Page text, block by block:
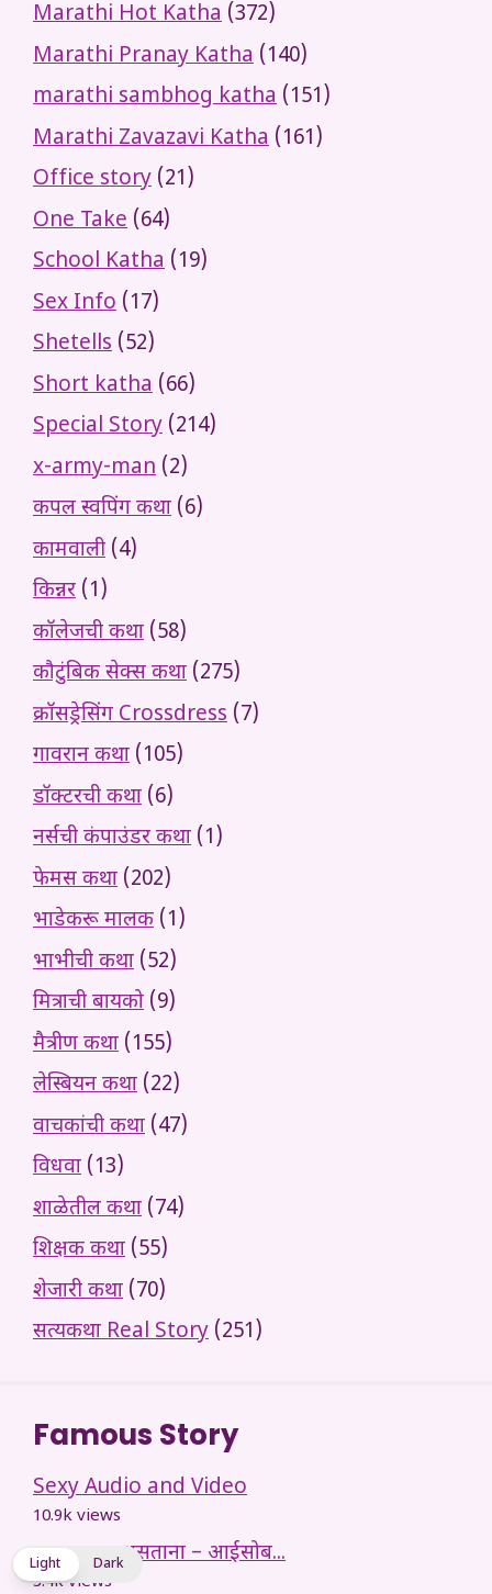
Marathi Hot Katha (372)
Marathi Pranay Katha (140)
marathi sambhog katha (151)
Marathi Zavazavi Katha (161)
Office story (21)
One Take (64)
School Katha (19)
Sex Info (17)
Shetells (52)
Short katha (66)
Special Story (214)
x-army-man (2)
कपल स्वपिंग कथा (6)
कामवाली (4)
किन्नर (1)
कॉलेजची कथा (58)
कौटुंबिक सेक्स कथा (275)
क्रॉसड्रेसिंग Crossdress (7)
गावरान कथा (105)
डॉक्टरची कथा (6)
नर्सची कंपाउंडर कथा (1)
फेमस कथा (202)
भाडेकरू मालक (1)
भाभीची कथा (52)
मित्राची बायको (9)
मैत्रीण कथा (155)
लेस्बियन कथा (22)
वाचकांची कथा (47)
विधवा (13)
शाळेतील कथा (74)
शिक्षक कथा (55)
शेजारी कथा (70)
सत्यकथा Real Story (251)
Famous Story
Sexy Audio and Video
10.9k views
पप्पा घरात असताना – आईसोब...
3.4k views
Light Dark